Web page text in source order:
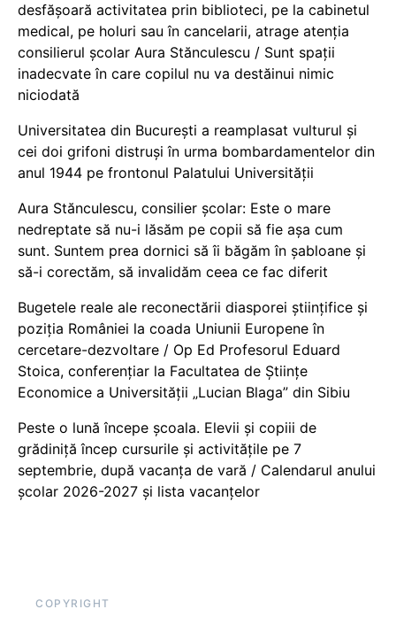
desfășoară activitatea prin biblioteci, pe la cabinetul
medical, pe holuri sau în cancelarii, atrage atenția
consilierul școlar Aura Stănculescu / Sunt spații
inadecvate în care copilul nu va destăinui nimic
niciodată
Universitatea din București a reamplasat vulturul și
cei doi grifoni distruși în urma bombardamentelor din
anul 1944 pe frontonul Palatului Universității
Aura Stănculescu, consilier școlar: Este o mare
nedreptate să nu-i lăsăm pe copii să fie așa cum
sunt. Suntem prea dornici să îi băgăm în șabloane și
să-i corectăm, să invalidăm ceea ce fac diferit
Bugetele reale ale reconectării diasporei științifice și
poziția României la coada Uniunii Europene în
cercetare-dezvoltare / Op Ed Profesorul Eduard
Stoica, conferențiar la Facultatea de Științe
Economice a Universității „Lucian Blaga” din Sibiu
Peste o lună începe școala. Elevii și copiii de
grădiniță încep cursurile și activitățile pe 7
septembrie, după vacanța de vară / Calendarul anului
școlar 2026-2027 și lista vacanțelor
COPYRIGHT